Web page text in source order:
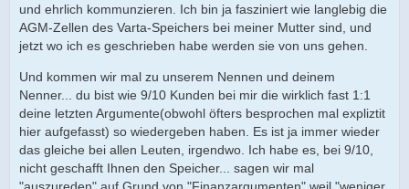
und ehrlich kommunzieren. Ich bin ja fasziniert wie langlebig die
AGM-Zellen des Varta-Speichers bei meiner Mutter sind, und
jetzt wo ich es geschrieben habe werden sie von uns gehen.
Und kommen wir mal zu unserem Nennen und deinem
Nenner... du bist wie 9/10 Kunden bei mir die wirklich fast 1:1
deine letzten Argumente(obwohl öfters besprochen mal expliztit
hier aufgefasst) so wiedergeben haben. Es ist ja immer wieder
das gleiche bei allen Leuten, irgendwo. Ich habe es, bei 9/10,
nicht geschafft Ihnen den Speicher... sagen wir mal